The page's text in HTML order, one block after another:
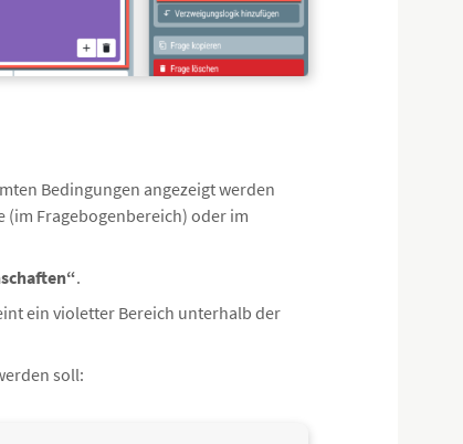
Bedingungen angezeigt werden
(im Fragebogenbereich) oder im
.
ein violetter Bereich unterhalb der
soll: